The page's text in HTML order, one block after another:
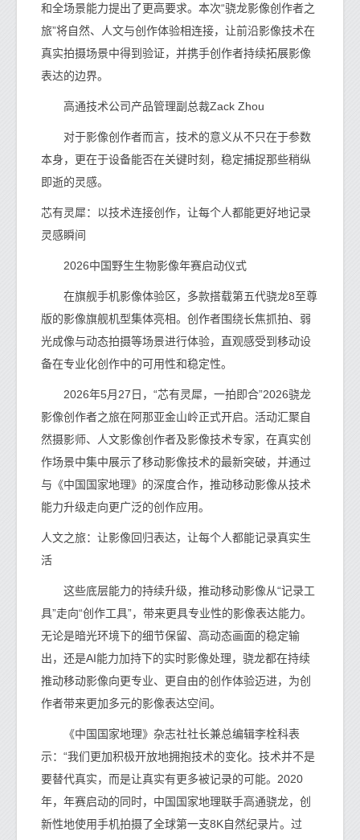
和全场景能力提出了更高要求。本次“骁龙影像创作者之
旅”将自然、人文与创作体验相连接，让前沿影像技术在
真实拍摄场景中得到验证，并携手创作者持续拓展影像
表达的边界。
高通技术公司产品管理副总裁Zack Zhou
对于影像创作者而言，技术的意义从不只在于参数
本身，更在于设备能否在关键时刻，稳定捕捉那些稍纵
即逝的灵感。
芯有灵犀：以技术连接创作，让每个人都能更好地记录
灵感瞬间
2026中国野生生物影像年赛启动仪式
在旗舰手机影像体验区，多款搭载第五代骁龙8至尊
版的影像旗舰机型集体亮相。创作者围绕长焦抓拍、弱
光成像与动态拍摄等场景进行体验，直观感受到移动设
备在专业化创作中的可用性和稳定性。
2026年5月27日，“芯有灵犀，一拍即合”2026骁龙
影像创作者之旅在阿那亚金山岭正式开启。活动汇聚自
然摄影师、人文影像创作者及影像技术专家，在真实创
作场景中集中展示了移动影像技术的最新突破，并通过
与《中国国家地理》的深度合作，推动移动影像从技术
能力升级走向更广泛的创作应用。
人文之旅：让影像回归表达，让每个人都能记录真实生
活
这些底层能力的持续升级，推动移动影像从“记录工
具”走向“创作工具”，带来更具专业性的影像表达能力。
无论是暗光环境下的细节保留、高动态画面的稳定输
出，还是AI能力加持下的实时影像处理，骁龙都在持续
推动移动影像向更专业、更自由的创作体验迈进，为创
作者带来更加多元的影像表达空间。
《中国国家地理》杂志社社长兼总编辑李栓科表
示：“我们更加积极开放地拥抱技术的变化。技术并不是
要替代真实，而是让真实有更多被记录的可能。2020
年，年赛启动的同时，中国国家地理联手高通骁龙，创
新性地使用手机拍摄了全球第一支8K自然纪录片。过